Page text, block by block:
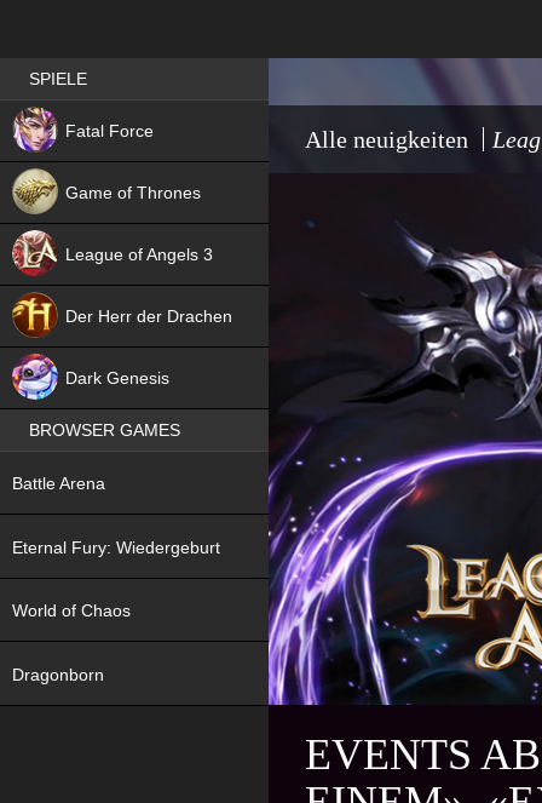
Alle neuigkeiten
EVENTS
Best RPG games in Germany
SPIELE
Fatal Force
NEW
Game of Thrones
League of Angels 3
Der Herr der Drachen
Dark Genesis
BROWSER GAMES
Battle Arena
Eternal Fury: Wiedergeburt
World of Chaos
Dragonborn